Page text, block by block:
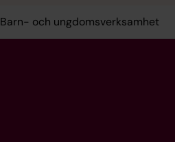
Barn- och ungdomsverksamhet